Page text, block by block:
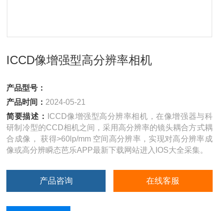
ICCD像增强型高分辨率相机
产品型号：
产品时间： 2024-05-21
简要描述：
ICCD像增强型高分辨率相机，在像增强器与科
研制冷型的CCD相机之间，采用高分辨率的镜头耦合方式耦
合成像， 获得>60lp/mm 空间高分辨率，实现对高分辨率成
像或高分辨瞬态芭乐APP最新下载网站进入IOS大全采集。
产品咨询 在线客服